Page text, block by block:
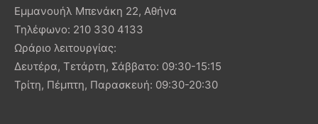
Εμμανουήλ Μπενάκη 22, Αθήνα
Τηλέφωνο: 210 330 4133
Ωράριο λειτουργίας:
Δευτέρα, Τετάρτη, Σάββατο: 09:30-15:15
Τρίτη, Πέμπτη, Παρασκευή: 09:30-20:30